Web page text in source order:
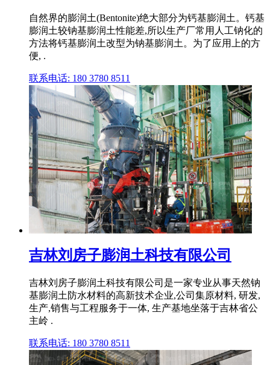
自然界的膨润土(Bentonite)绝大部分为钙基膨润土。钙基
膨润土较钠基膨润土性能差,所以生产厂常用人工钠化的
方法将钙基膨润土改型为钠基膨润土。为了应用上的方
便, .
联系电话: 180 3780 8511
吉林刘房子膨润土科技有限公司
吉林刘房子膨润土科技有限公司是一家专业从事天然钠
基膨润土防水材料的高新技术企业,公司集原材料, 研发,
生产,销售与工程服务于一体, 生产基地坐落于吉林省公
主岭 .
联系电话: 180 3780 8511